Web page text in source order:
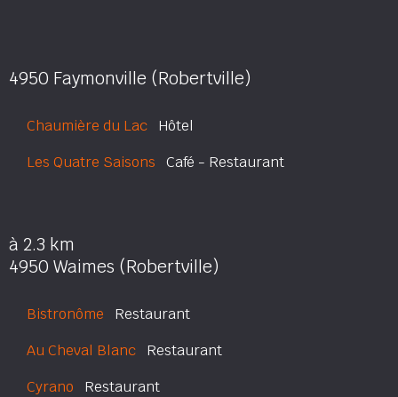
4950 Faymonville (Robertville)
Chaumière du Lac Hôtel
Les Quatre Saisons Café - Restaurant
à 2.3 km
4950 Waimes (Robertville)
Bistronôme Restaurant
Au Cheval Blanc Restaurant
Cyrano Restaurant